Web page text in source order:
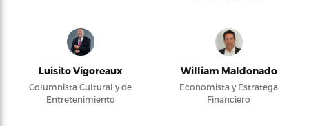
Luisito Vigoreaux
Columnista Cultural y de
Entretenimiento
William Maldonado
Economista y Estratega
Financiero